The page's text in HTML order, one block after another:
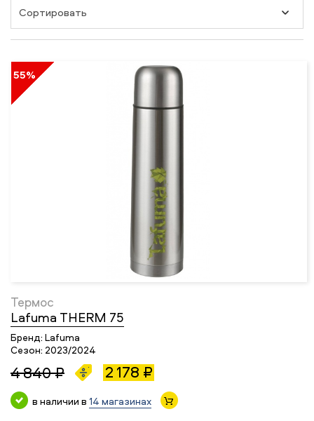
55%
Термос
Lafuma THERM 75
Бренд: Lafuma
Сезон: 2023/2024
4 840 ₽ 2 178 ₽
в наличии в 14 магазинах